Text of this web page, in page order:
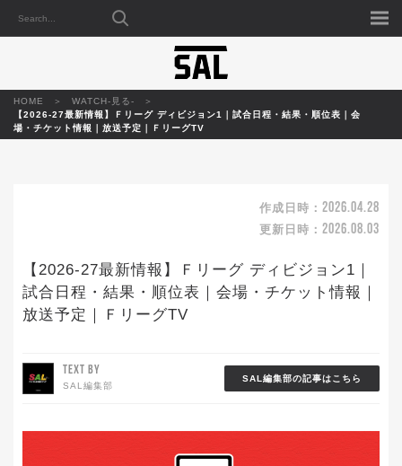
HOME
WATCH-見る-
【2026-27最新情報】Ｆリーグ ディビジョン1｜試合日程・結果・順位表｜会
場・チケット情報｜放送予定｜ＦリーグTV
作成日時： 2026.04.28
更新日時： 2026.08.03
【2026-27最新情報】Ｆリーグ ディビジョン1｜
試合日程・結果・順位表｜会場・チケット情報｜
放送予定｜ＦリーグTV
TEXT BY
SAL編集部
SAL編集部の記事はこちら